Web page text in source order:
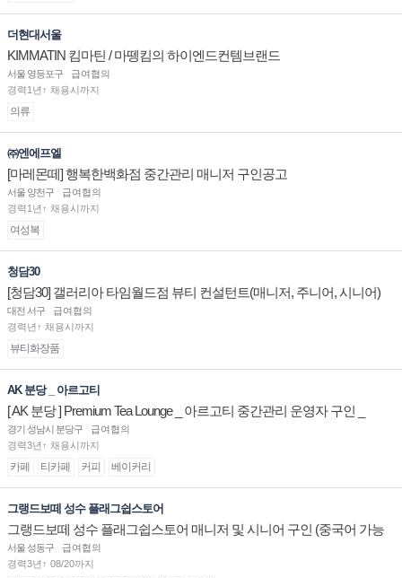
더현대서울
KIMMATIN 킴마틴 / 마뗑킴의 하이엔드컨템브랜드
서울 영등포구
급여협의
경력1년↑ 채용시까지
의류
㈜엔에프엘
[마레몬떼] 행복한백화점 중간관리 매니저 구인공고
서울 양천구
급여협의
경력1년↑ 채용시까지
여성복
청담30
[청담30] 갤러리아 타임월드점 뷰티 컨설턴트(매니저, 주니어, 시니어)
채용
대전 서구
급여협의
경력년↑ 채용시까지
뷰티화장품
AK 분당 _ 아르고티
[ AK 분당 ] Premium Tea Lounge _ 아르고티 중간관리 운영자 구인 _
경기 성남시 분당구
급여협의
경력3년↑ 채용시까지
카페 티카페 커피 베이커리
그랭드보떼 성수 플래그쉽스토어
그랭드보떼 성수 플래그쉽스토어 매니저 및 시니어 구인 (중국어 가능
자)
서울 성동구
급여협의
경력3년↑ 08/20까지